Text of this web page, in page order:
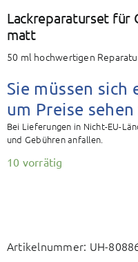
Lackreparaturset für
matt
50 ml hochwertigen
Sie müssen sich
um Preise
Bei Lieferungen in Nicht-EU-
und Gebühren anfallen.
10 vorrätig
Artikelnummer: UH-